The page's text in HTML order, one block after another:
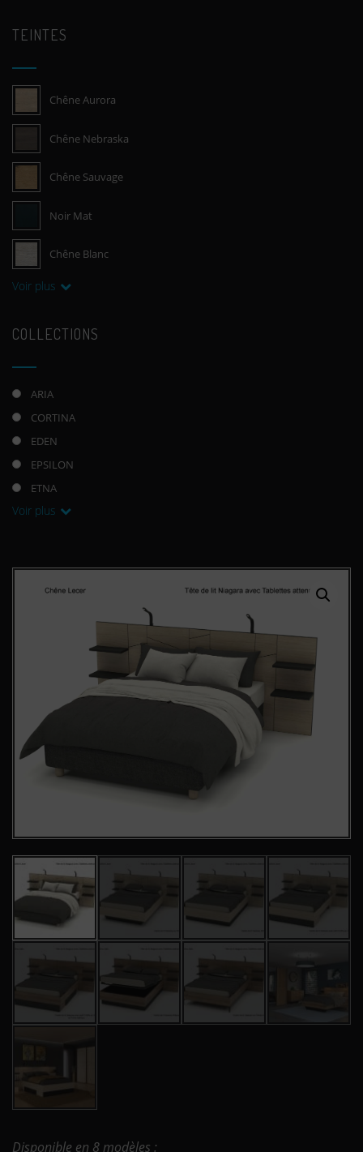
TEINTES
Chêne Aurora
Chêne Nebraska
Chêne Sauvage
Noir Mat
Chêne Blanc
Voir plus
COLLECTIONS
ARIA
CORTINA
EDEN
EPSILON
ETNA
Voir plus
Disponible en 8 modèles :